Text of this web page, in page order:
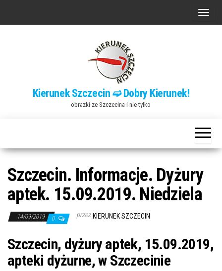
P
n
a
w
ę
Kierunek Szczecin ➫ Dobry Kierunek!
obrazki ze Szczecina i nie tylko
Szczecin. Informacje. Dyżury
aptek. 15.09.2019. Niedziela
14/09/2019 0 przez KIERUNEK SZCZECIN
Szczecin, dyżury aptek, 15.09.2019,
apteki dyżurne, w Szczecinie